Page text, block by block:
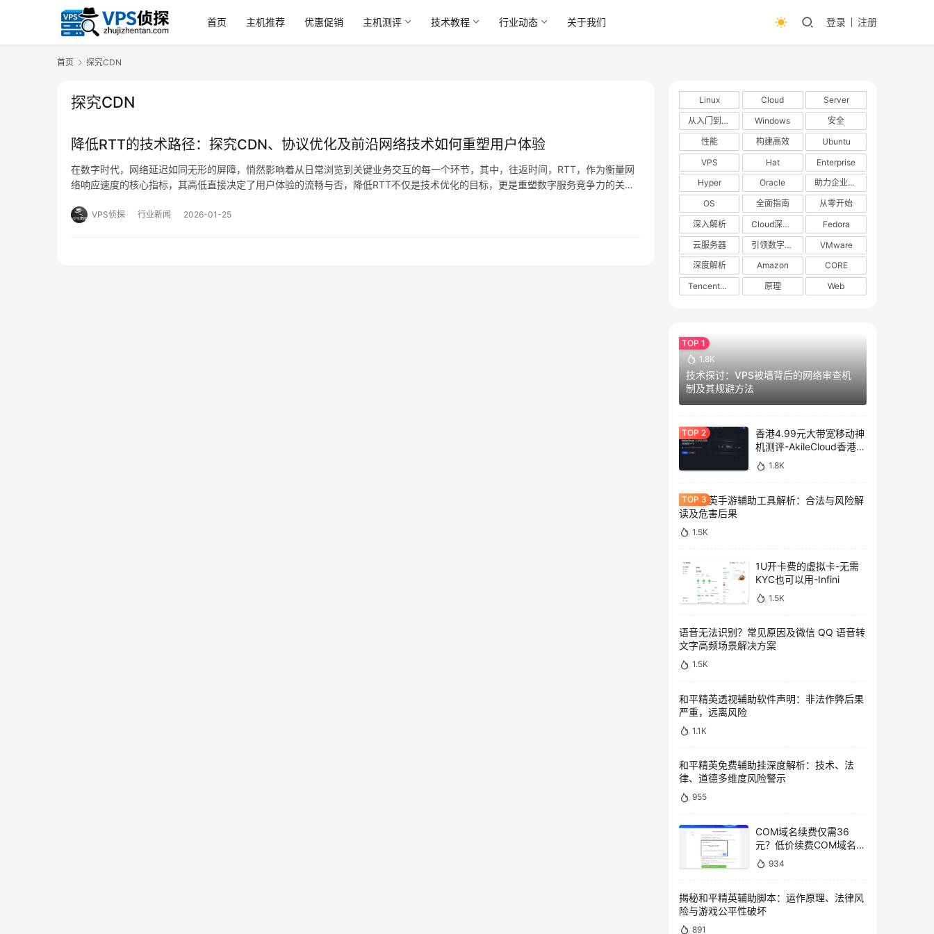
首页 主机推荐 优惠促销 主机测评 技术教程 行业动态 关于我们 登录 注册
首页 探究CDN
探究CDN
降低RTT的技术路径：探究CDN、协议优化及前沿网络技术如何重塑用户体验
在数字时代，网络延迟如同无形的屏障，悄然影响着从日常浏览到关键业务交互的每一个环节，其中，往返时间，RTT，作为衡量网
络响应速度的核心指标，其高低直接决定了用户体验的流畅与否，降低RTT不仅是技术优化的目标，更是重塑数字服务竞争力的关
VPS侦探 行业新闻 2026-01-25
Linux Cloud
Server
从入门到精通
Windows
安全
性能
构建高效
Ubuntu
VPS
Hat
Enterprise
Hyper
Oracle
助力企业数字化转型
OS
全面指南
从零开始
深入解析
Cloud深度解析
Fedora
云服务器
引领数字化转型
VMware
深度解析
Amazon
CORE
TencentOS
原理 Web
1.8K
技术探讨：VPS被墙背后的网络审查机
制及其规避方法
香港4.99元大带宽移动神
机测评-AkileCloud香港大
带宽服务器测评
1.8K
和平精英手游辅助工具解析：合法与风险解
读及危害后果
1.5K
1U开卡费的虚拟卡-无需
KYC也可以用-Infini
1.5K
语音无法识别？常见原因及微信 QQ 语音转
文字高频场景解决方案
1.5K
和平精英透视辅助软件声明：非法作弊后果
严重，远离风险
1.1K
和平精英免费辅助挂深度解析：技术、法
律、道德多维度风险警示
955
COM域名续费仅需36
元？低价续费COM域名教
程 934
揭秘和平精英辅助脚本：运作原理、法律风
险与游戏公平性破坏
891